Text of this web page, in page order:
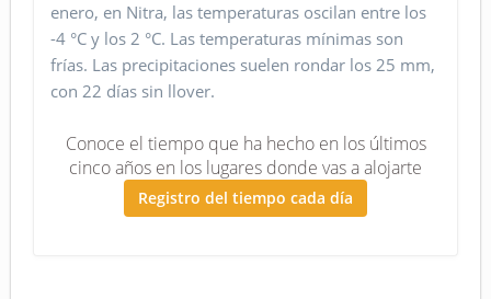
enero, en Nitra, las temperaturas oscilan entre los
-4 °C y los 2 °C. Las temperaturas mínimas son
frías. Las precipitaciones suelen rondar los 25 mm,
con 22 días sin llover.
Conoce el tiempo que ha hecho en los últimos
cinco años en los lugares donde vas a alojarte
Registro del tiempo cada día